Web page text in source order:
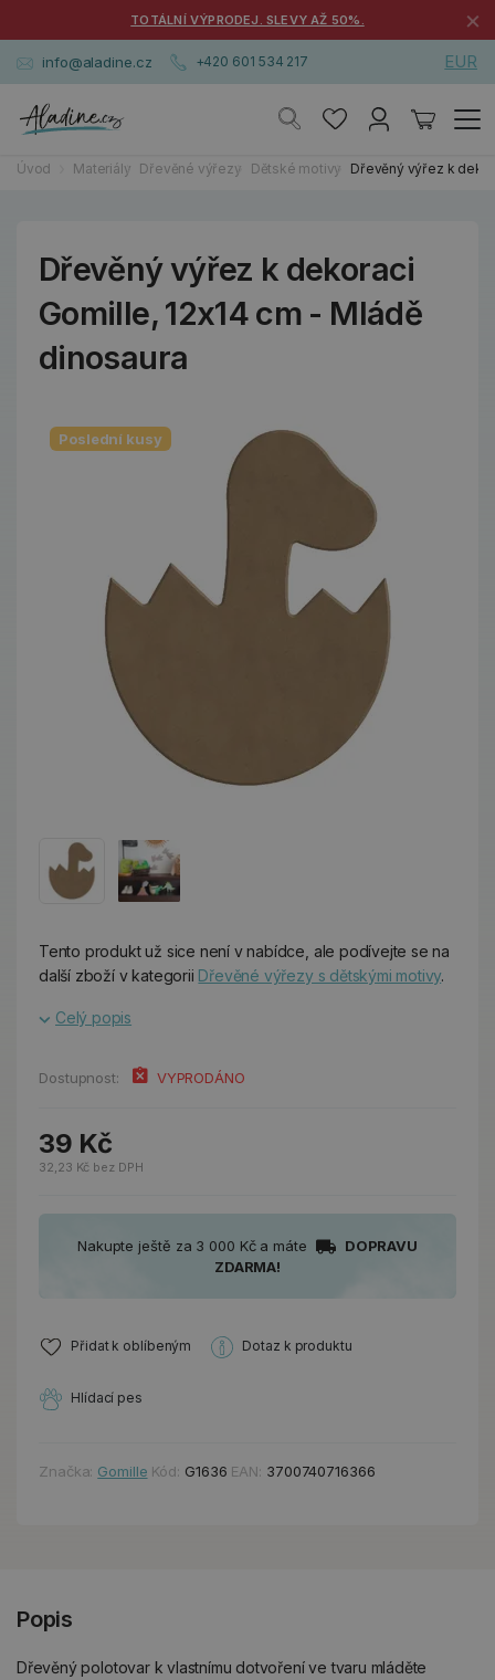
TOTÁLNÍ VÝPRODEJ. SLEVY AŽ 50%. ×
info@aladine.cz +420 601 534 217 EUR
Úvod Materiály Dřevěné výřezy Dětské motivy Dřevěný výřez k
Dřevěný výřez k dekoraci
Gomille, 12x14 cm - Mládě
dinosaura
Poslední kusy
Tento produkt už sice není v nabídce, ale podívejte se na
další zboží v kategorii Dřevěné výřezy s dětskými motivy.
Celý popis
Dostupnost: VYPRODÁNO
39 Kč
32,23 Kč bez DPH
Nakupte ještě za 3 000 Kč a máte
DOPRAVU
ZDARMA!
Přidat k oblíbeným Dotaz k produktu
Hlídací pes
Značka: Gomille Kód: G1636 EAN: 3700740716366
Popis
Dřevěný polotovar k vlastnímu dotvoření ve tvaru mláděte